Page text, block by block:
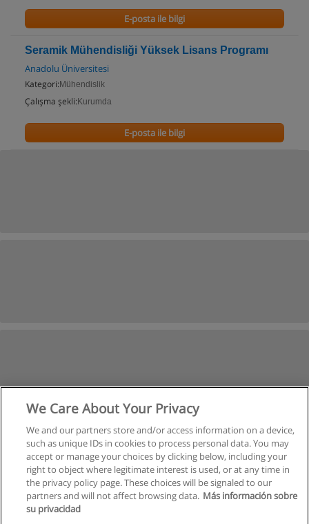
E-posta ile bilgi
Seramik Mühendisliği Yüksek Lisans Programı
Anadolu Üniversitesi
Kategori: Mühendislik
Çalışma şekli: Kurumda
E-posta ile bilgi
İleri
Sayfa1-4
We Care About Your Privacy
We and our partners store and/or access information on a device,
such as unique IDs in cookies to process personal data. You may
accept or manage your choices by clicking below, including your
right to object where legitimate interest is used, or at any time in
the privacy policy page. These choices will be signaled to our
partners and will not affect browsing data. Más información sobre
su privacidad